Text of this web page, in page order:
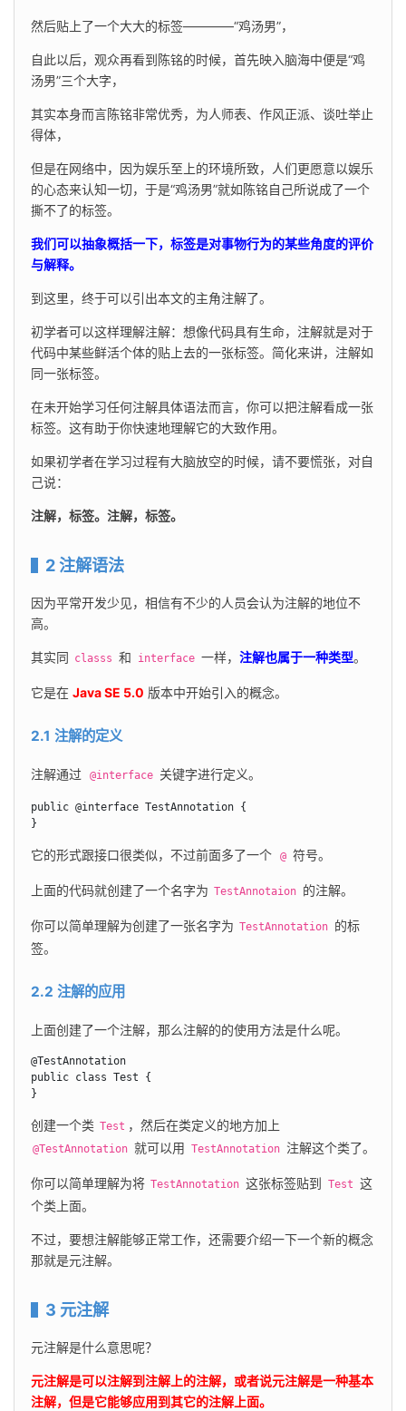
然后贴上了一个大大的标签————“鸡汤男”，
自此以后，观众再看到陈铭的时候，首先映入脑海中便是“鸡
汤男”三个大字，
其实本身而言陈铭非常优秀，为人师表、作风正派、谈吐举止
得体，
但是在网络中，因为娱乐至上的环境所致，人们更愿意以娱乐
的心态来认知一切，于是“鸡汤男”就如陈铭自己所说成了一个
撕不了的标签。
我们可以抽象概括一下，标签是对事物行为的某些角度的评价
与解释。
到这里，终于可以引出本文的主角注解了。
初学者可以这样理解注解：想像代码具有生命，注解就是对于
代码中某些鲜活个体的贴上去的一张标签。简化来讲，注解如
同一张标签。
在未开始学习任何注解具体语法而言，你可以把注解看成一张
标签。这有助于你快速地理解它的大致作用。
如果初学者在学习过程有大脑放空的时候，请不要慌张，对自
己说：
注解，标签。注解，标签。
2 注解语法
因为平常开发少见，相信有不少的人员会认为注解的地位不
高。
其实同 classs 和 interface 一样， 注解也属于一种类型。
它是在 Java SE 5.0 版本中开始引入的概念。
2.1 注解的定义
注解通过 @interface 关键字进行定义。
public @interface TestAnnotation {
}
它的形式跟接口很类似，不过前面多了一个 @ 符号。
上面的代码就创建了一个名字为 TestAnnotaion 的注解。
你可以简单理解为创建了一张名字为 TestAnnotation 的标
签。
2.2 注解的应用
上面创建了一个注解，那么注解的的使用方法是什么呢。
@TestAnnotation
public class Test {
}
创建一个类 Test
@TestAnnotation 就可以用 TestAnnotation 注解这个类了。
你可以简单理解为将 TestAnnotation 这张标签贴到 Test 这
个类上面。
不过，要想注解能够正常工作，还需要介绍一下一个新的概念
那就是元注解。
3 元注解
元注解是什么意思呢？
元注解是可以注解到注解上的注解，或者说元注解是一种基本
注解，但是它能够应用到其它的注解上面。